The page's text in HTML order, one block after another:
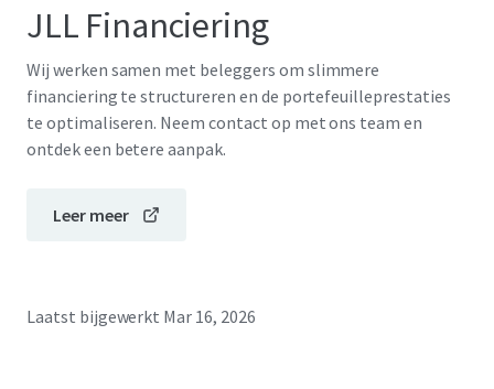
JLL Financiering
Wij werken samen met beleggers om slimmere
financiering te structureren en de portefeuilleprestaties
te optimaliseren. Neem contact op met ons team en
ontdek een betere aanpak.
Leer meer
Laatst bijgewerkt Mar 16, 2026